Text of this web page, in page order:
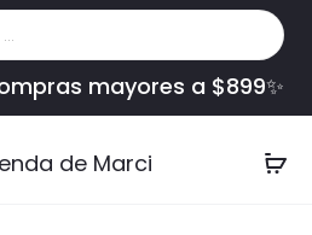
mayores a $899✨